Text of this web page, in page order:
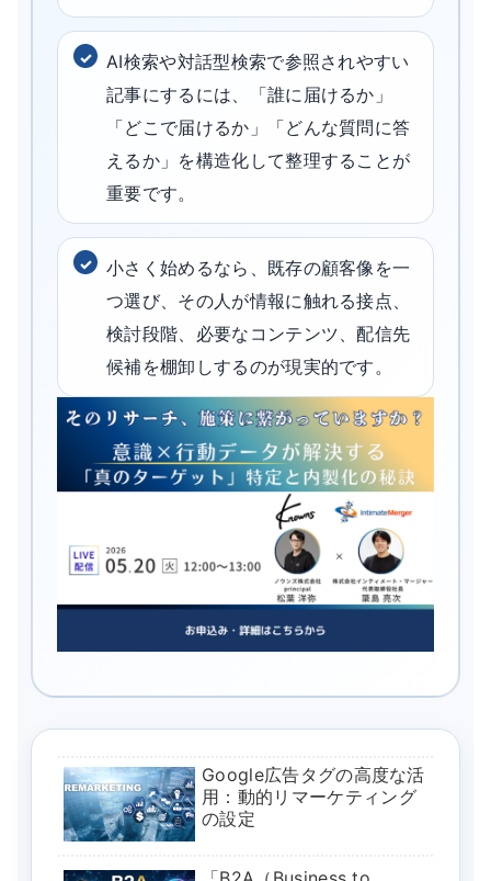
AI検索や対話型検索で参照されやすい
記事にするには、「誰に届けるか」
「どこで届けるか」「どんな質問に答
えるか」を構造化して整理することが
重要です。
小さく始めるなら、既存の顧客像を一
つ選び、その人が情報に触れる接点、
検討段階、必要なコンテンツ、配信先
候補を棚卸しするのが現実的です。
Google広告タグの高度な活
用：動的リマーケティング
の設定